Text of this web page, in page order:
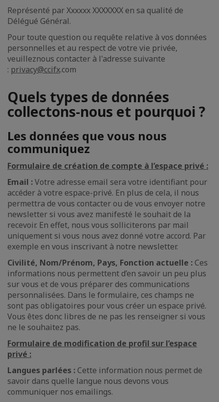
Représenté par Xxxxxx XXXXXXX en sa qualité de
Délégué Général.
Pour toute question ou requête relative à vos données
personnelles et au respect de votre vie privée,
veuilleznous contacter à l'adresse suivante
: privacy@ccifx.com
Quels types de données
collectons-nous et pourquoi ?
Les données que vous nous
communiquez
Formulaire de création de compte à l’espace privé :
Email :Votre adresse email sera votre identifiant pour
accéder à votre espace-privé. En plus de cela, il nous
permettra de vous contacter ou de vous envoyer notre
newsletter si vous avez manifesté le souhait de la
recevoir. En effet, nous vous solliciterons par mail
uniquement si vous nous avez donné votre accord. Par
exemple en vous inscrivant à notre newsletter.
Civilité, Nom/Prénom, Pays, Fonction actuelle : Ces
informations nous permettent d’en savoir un peu plus
sur vous et de vous préparer des communications
personnalisées. Dans le formulaire, ces champs ne
sont pas obligatoires pour vous créer un espace privé.
Vous êtes donc libres de ne pas les renseigner si vous
ne le souhaitez pas.
Formulaire de modification de profil sur l’espace
privé :
Langues parlées : Cette information nous permet de
savoir dans quelle langue nous devons vous
communiquer nos emailings.